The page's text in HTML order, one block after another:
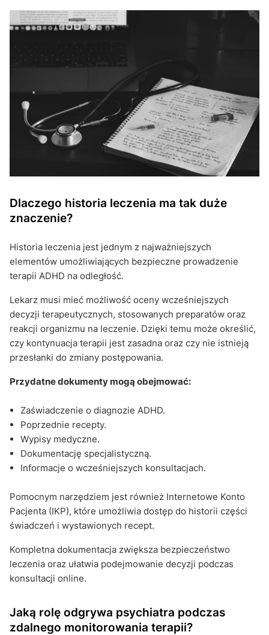
Dlaczego historia leczenia ma tak duże
znaczenie?
Historia leczenia jest jednym z najważniejszych
elementów umożliwiających bezpieczne prowadzenie
terapii ADHD na odległość.
Lekarz musi mieć możliwość oceny wcześniejszych
decyzji terapeutycznych, stosowanych preparatów oraz
reakcji organizmu na leczenie. Dzięki temu może określić,
czy kontynuacja terapii jest zasadna oraz czy nie istnieją
przesłanki do zmiany postępowania.
Przydatne dokumenty mogą obejmować:
Zaświadczenie o diagnozie ADHD.
Poprzednie recepty.
Wypisy medyczne.
Dokumentację specjalistyczną.
Informacje o wcześniejszych konsultacjach.
Pomocnym narzędziem jest również Internetowe Konto
Pacjenta (IKP), które umożliwia dostęp do historii części
świadczeń i wystawionych recept.
Kompletna dokumentacja zwiększa bezpieczeństwo
leczenia oraz ułatwia podejmowanie decyzji podczas
konsultacji online.
Jaką rolę odgrywa psychiatra podczas
zdalnego monitorowania terapii?